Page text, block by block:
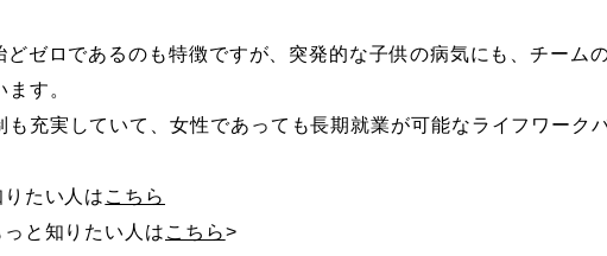
ゼロであるのも特徴ですが、突発的な子供の病気にも、チーム
す。
充実していて、女性であっても長期就業が可能なライフワーク
たい人は こちら
と知りたい人は こちら>